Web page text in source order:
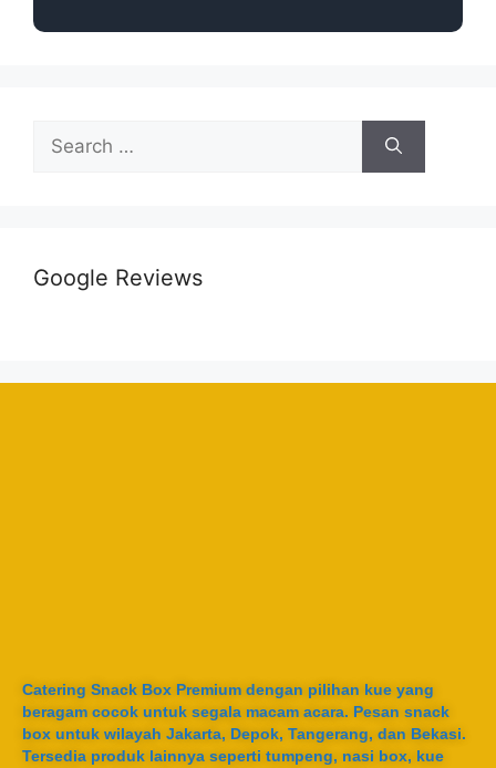
Google Reviews
Catering Snack Box Premium dengan pilihan kue yang
beragam cocok untuk segala macam acara. Pesan snack
box untuk wilayah Jakarta, Depok, Tangerang, dan Bekasi.
Tersedia produk lainnya seperti tumpeng, nasi box, kue